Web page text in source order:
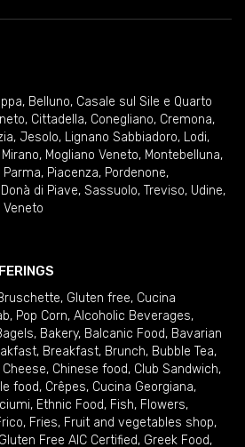
, Belluno, Casale sul Sile e Quarto
, Cittadella, Conegliano, Cremona,
, Jesolo, Lignano Sabbiadoro, Lodi,
Mirano, Mogliano Veneto, Montebelluna,
Parma, Piacenza, Pordenone,
di Piave, Sassuolo, Treviso, Udine,
, Gluten free, Cucina
, Pop Corn, Alcoholic Beverages,
, Bakery, Balcanic Food, Bavarian
, Breakfast, Brunch, Bubble Tea,
Cheese, Chinese food, Club Sandwich,
food, Crêpes, Cucina Georgiana,
, Ethnic Food, Fish, Flowers,
, Fries, Fruit and vegetables shop,
Gluten Free AIC Certified, Greek Food,